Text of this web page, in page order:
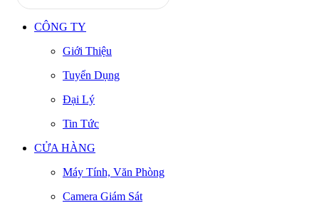
CÔNG TY
Giới Thiệu
Tuyển Dụng
Đại Lý
Tin Tức
CỬA HÀNG
Máy Tính, Văn Phòng
Camera Giám Sát